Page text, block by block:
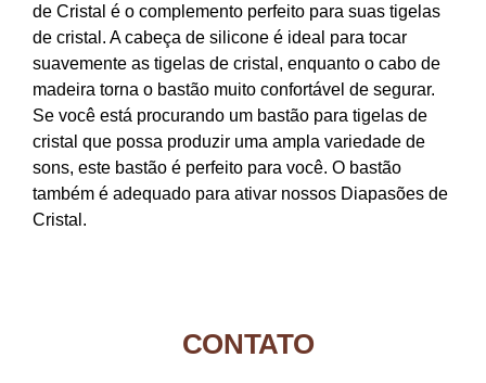
de Cristal é o complemento perfeito para suas tigelas
de cristal. A cabeça de silicone é ideal para tocar
suavemente as tigelas de cristal, enquanto o cabo de
madeira torna o bastão muito confortável de segurar.
Se você está procurando um bastão para tigelas de
cristal que possa produzir uma ampla variedade de
sons, este bastão é perfeito para você. O bastão
também é adequado para ativar nossos Diapasões de
Cristal.
CONTATO